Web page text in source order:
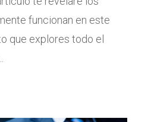
funcionan en este
que explores todo el